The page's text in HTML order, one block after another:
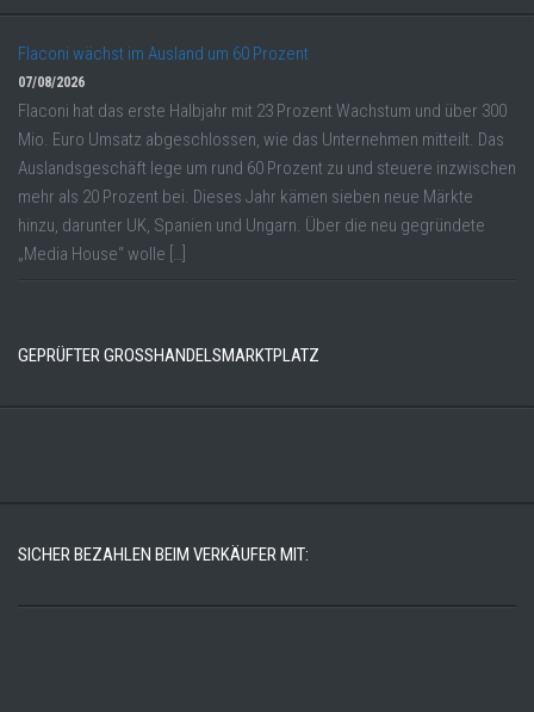
Flaconi wächst im Ausland um 60 Prozent
07/08/2026
Flaconi hat das erste Halbjahr mit 23 Prozent Wachstum und über 300
Mio. Euro Umsatz abgeschlossen, wie das Unternehmen mitteilt. Das
Auslandsgeschäft lege um rund 60 Prozent zu und steuere inzwischen
mehr als 20 Prozent bei. Dieses Jahr kämen sieben neue Märkte
hinzu, darunter UK, Spanien und Ungarn. Über die neu gegründete
„Media House“ wolle […]
GEPRÜFTER GROSSHANDELSMARKTPLATZ
SICHER BEZAHLEN BEIM VERKÄUFER MIT: